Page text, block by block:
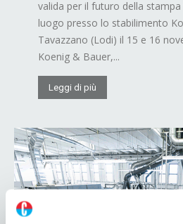
valida per il futuro della
luogo presso lo stabilimento
Tavazzano (Lodi) il 15 e 16
Koenig & Bauer,...
Leggi di più